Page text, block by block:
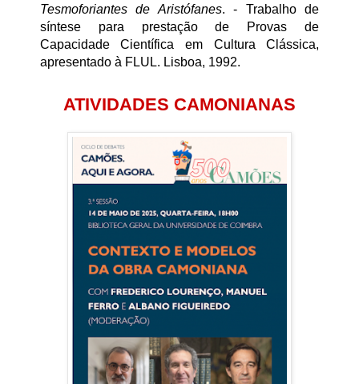
Tesmoforiantes de Aristófanes. - Trabalho de
síntese para prestação de Provas de
Capacidade Científica em Cultura Clássica,
apresentado à FLUL. Lisboa, 1992.
ATIVIDADES CAMONIANAS